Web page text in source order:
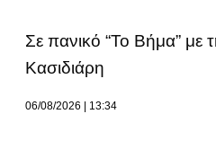
Σε πανικό “Το Βήμα” με
Κασιδιάρη
06/08/2026 13:34